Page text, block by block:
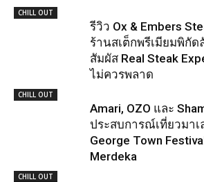
CHILL OUT
รีวิว Ox & Embers
ร้านสเต็กพรีเมียมพิกั
สัมผัส Real Steak
ไม่ควรพลาด
CHILL OUT
Amari, OZO และ
ประสบการณ์เที่ยวมาเ
George Town
Merdeka
CHILL OUT